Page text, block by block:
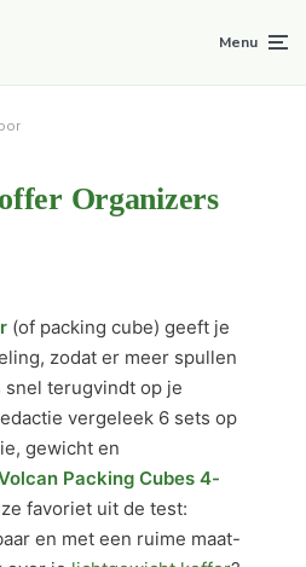
Menu
Organizers
(of packing cube) geeft je
zodat er meer spullen
snel terugvindt op je
vergeleek 6 sets op
gewicht en
Packing Cubes 4-
favoriet uit de test:
en met een ruime maat-